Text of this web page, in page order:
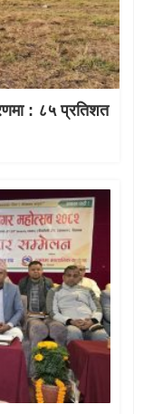
: ८५ प्रतिशत